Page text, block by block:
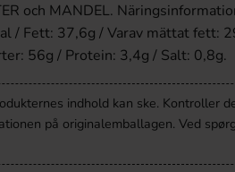
och MANDEL.
/ Fett: 37,6g / Varav mättat fett:
56g / Protein: 3,4g / Salt: 0,8g.
indhold kan ske. Kontroller
på originalemballagen. Ved